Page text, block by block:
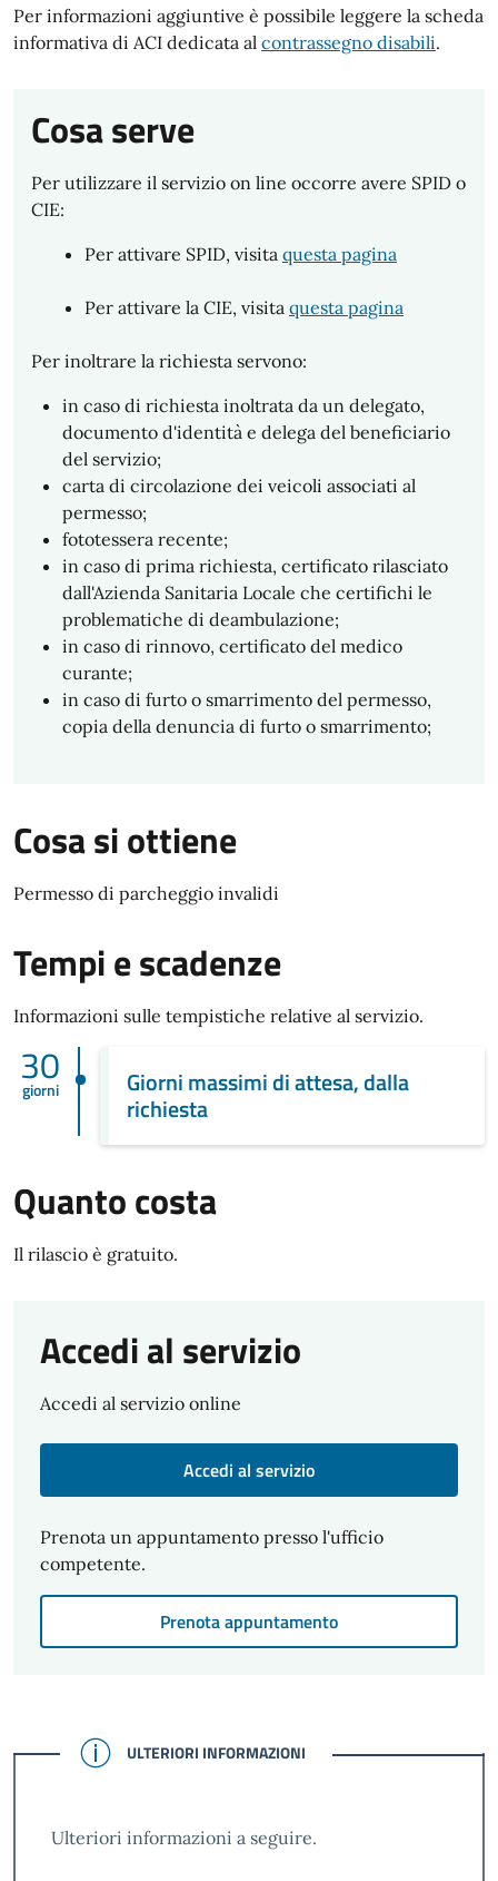
Per informazioni aggiuntive è possibile leggere la scheda
informativa di ACI dedicata al contrassegno disabili.
Cosa serve
Per utilizzare il servizio on line occorre avere SPID o
CIE:
Per attivare SPID, visita questa pagina
Per attivare la CIE, visita questa pagina
Per inoltrare la richiesta servono:
in caso di richiesta inoltrata da un delegato,
documento d'identità e delega del beneficiario
del servizio;
carta di circolazione dei veicoli associati al
permesso;
fototessera recente;
in caso di prima richiesta, certificato rilasciato
dall'Azienda Sanitaria Locale che certifichi le
problematiche di deambulazione;
in caso di rinnovo, certificato del medico
curante;
in caso di furto o smarrimento del permesso,
copia della denuncia di furto o smarrimento;
Cosa si ottiene
Permesso di parcheggio invalidi
Tempi e scadenze
Informazioni sulle tempistiche relative al servizio.
30
giorni Giorni massimi di attesa, dalla
richiesta
Quanto costa
Il rilascio è gratuito.
Accedi al servizio
Accedi al servizio online
Accedi al servizio
Prenota un appuntamento presso l'ufficio
competente.
Prenota appuntamento
CONFERMATO
ULTERIORI INFORMAZIONI
Ulteriori informazioni a seguire.